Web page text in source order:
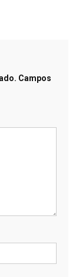
Campos